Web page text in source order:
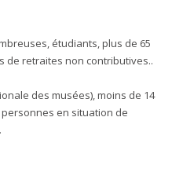
étudiants, plus de 65
de retraites non contributives..
des musées), moins de 14
personnes en situation de